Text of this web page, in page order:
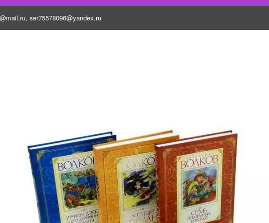
, ser75578096@yandex.ru